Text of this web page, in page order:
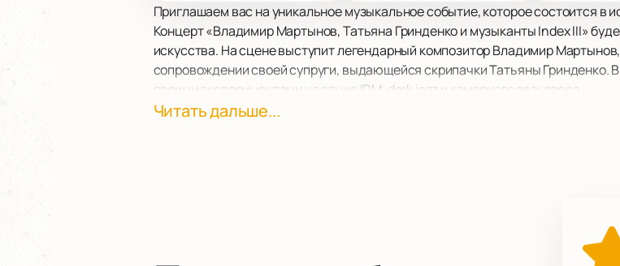
Приглашаем вас на уникальное музыкальное событие, которое состоится в
Концерт «Владимир Мартынов, Татьяна Гринденко и музыканты Index III»
искусства. На сцене выступит легендарный композитор Владимир
сопровождении своей супруги, выдающейся скрипачки Татьяны Гринденко.
своими экспериментами на стыке IDM, dark jazz и камерного авангарда.
Александринский театр — одна из старейших театральных площадок
Читать дальше...